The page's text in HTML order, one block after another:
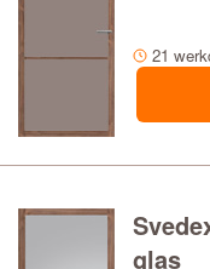
21
glas